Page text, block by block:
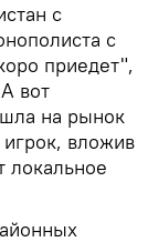
с
с
приедет",
вот
на рынок
вложив
локальное